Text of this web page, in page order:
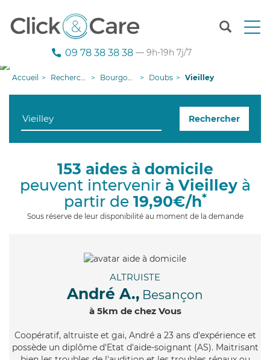
T
n
g
09 78 38 38 38 — 9h-19h 7j/7
Accueil Recherche aide à domicile Bourgogne-Franche-Comté Doubs Vieilley
Rechercher
153 aides à domicile
peuvent intervenir à Vieilleyà
partir de 19,90€/h*
Sous réserve de leur disponibilité au moment de la demande
ALTRUISTE
André A., Besançon
à 5km de chez Vous
Coopératif, altruiste et gai, André a 23 ans d'expérience et
possède un diplôme d'Etat d'aide-soignant (AS). Maitrisant